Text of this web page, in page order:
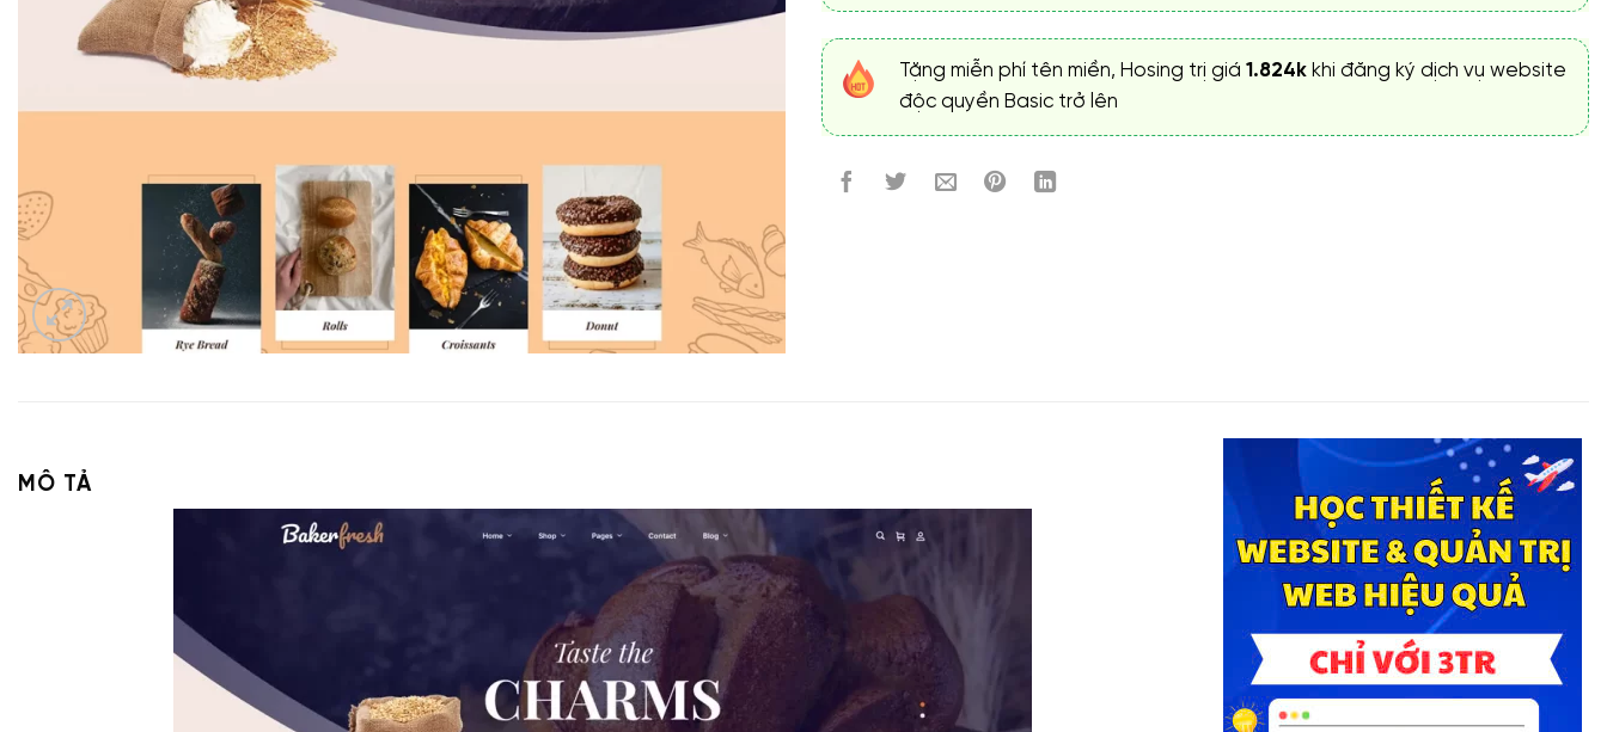
Tặng miễn phí tên miền, Hosing trị giá1.824k khi đăng ký dịch vụ website
độc quyền Basic trở lên
MÔ TẢ